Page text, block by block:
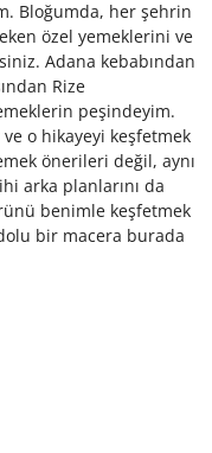
Bloğumda, her şehrin
özel yemeklerini ve
Adana kebabından
Rize
peşindeyim.
o hikayeyi keşfetmek
önerileri değil, aynı
arka planlarını da
benimle keşfetmek
bir macera burada